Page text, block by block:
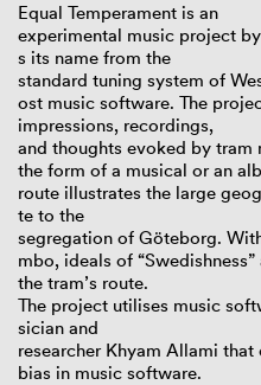
Equal Temperament is an
experimental music project by
s its name from the
standard tuning system of
ost music software. The
impressions, recordings,
and thoughts evoked by tram
the form of a musical or an
route illustrates the large
te to the
segregation of Göteborg.
mbo, ideals of “Swedishness”
the tram’s route.
The project utilises music
sician and
researcher Khyam Allami that
bias in music software.